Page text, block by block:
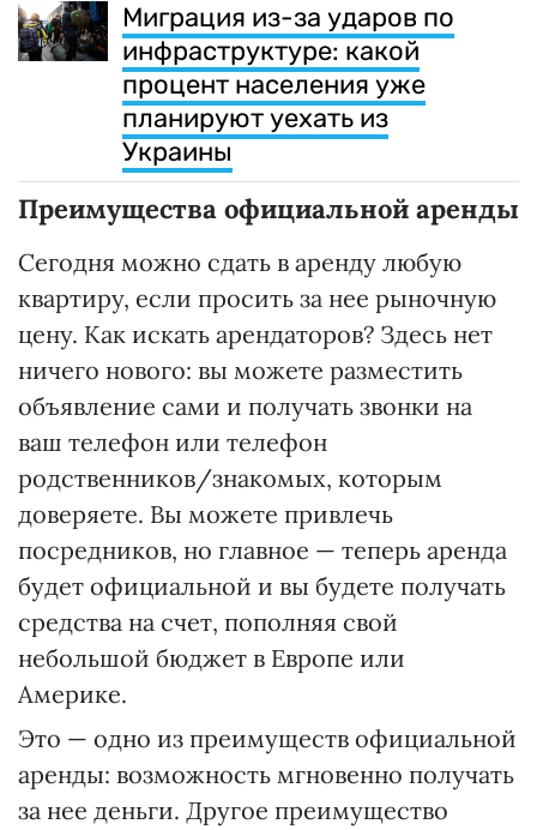
Миграция из-за ударов по
инфраструктуре: какой
процент населения уже
планируют уехать из
Украины
Преимущества официальной аренды
Сегодня можно сдать в аренду любую
квартиру, если просить за нее рыночную
цену. Как искать арендаторов? Здесь нет
ничего нового: вы можете разместить
объявление сами и получать звонки на
ваш телефон или телефон
родственников/знакомых, которым
доверяете. Вы можете привлечь
посредников, но главное — теперь аренда
будет официальной и вы будете получать
средства на счет, пополняя свой
небольшой бюджет в Европе или
Америке.
Это — одно из преимуществ официальной
аренды: возможность мгновенно получать
за нее деньги. Другое преимущество